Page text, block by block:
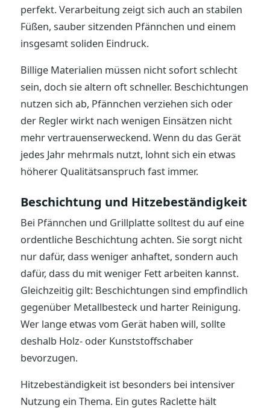
perfekt. Verarbeitung zeigt sich auch an stabilen
Füßen, sauber sitzenden Pfännchen und einem
insgesamt soliden Eindruck.
Billige Materialien müssen nicht sofort schlecht
sein, doch sie altern oft schneller. Beschichtungen
nutzen sich ab, Pfännchen verziehen sich oder
der Regler wirkt nach wenigen Einsätzen nicht
mehr vertrauenserweckend. Wenn du das Gerät
jedes Jahr mehrmals nutzt, lohnt sich ein etwas
höherer Qualitätsanspruch fast immer.
Beschichtung und Hitzebeständigkeit
Bei Pfännchen und Grillplatte solltest du auf eine
ordentliche Beschichtung achten. Sie sorgt nicht
nur dafür, dass weniger anhaftet, sondern auch
dafür, dass du mit weniger Fett arbeiten kannst.
Gleichzeitig gilt: Beschichtungen sind empfindlich
gegenüber Metallbesteck und harter Reinigung.
Wer lange etwas vom Gerät haben will, sollte
deshalb Holz- oder Kunststoffschaber
bevorzugen.
Hitzebeständigkeit ist besonders bei intensiver
Nutzung ein Thema. Ein gutes Raclette hält